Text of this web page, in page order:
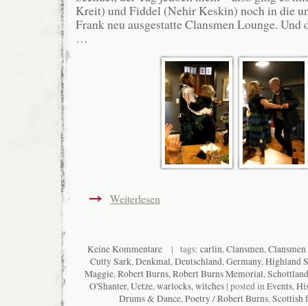
Kreit) und Fiddel (Nehir Keskin) noch in die
Frank neu ausgestatte Clansmen Lounge.
…
Weiterlesen
Keine Kommentare| tags: carlin,Clansmen,
Cutty Sark,Denkmal,Deutschland,Germany,Highland
Maggie,Robert Burns,Robert Burns Memorial,Schottland
O'Shanter,Uetze,warlocks,witches | posted inEvents,
Drums & Dance,Poetry / Robert Burns,Scottish